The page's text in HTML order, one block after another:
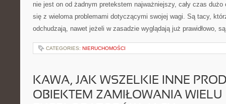
nie jest on od żadnym pretekstem najważniejszy, cały czas dużo
się z wieloma problemami dotyczącymi swojej wagi. Są tacy,
odchudzają, nawet jeżeli w zasadzie wyglądają już prawidłowo,
CATEGORIES: NIERUCHOMOŚCI
KAWA, JAK WSZELKIE INNE
OBIEKTEM ZAMIŁOWANIA WIELU